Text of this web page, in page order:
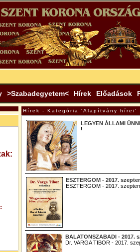
>Szabadegyetem< Hírek Előadások
Hírek - Kategória 'Alapítvány hírei'
LEGYEN ÁLLAMI
!
ESZTERGOM - 2017.
ESZTERGOM - 2017.
BALATONSZABADI - 2017.
Dr. VARGA TIBOR - 2017.